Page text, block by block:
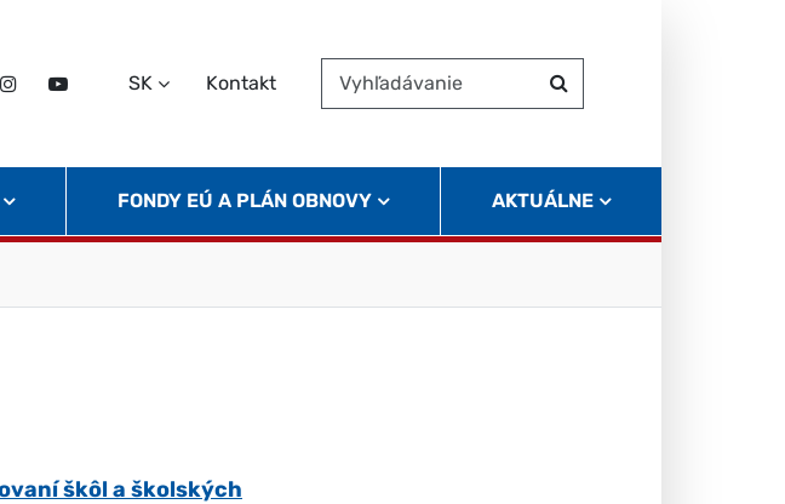
Instagram
Twitter
SK Kontakt
Vyhľadávanie
Hľadať
FONDY EÚ A PLÁN OBNOVY AKTUÁLNE
škôl a školských